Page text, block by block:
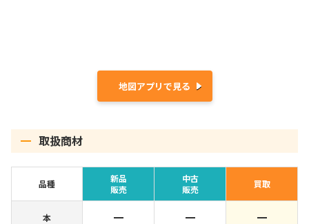
地図アプリで見る
取扱商材
品種
新品
販売
中古
販売
買取
本